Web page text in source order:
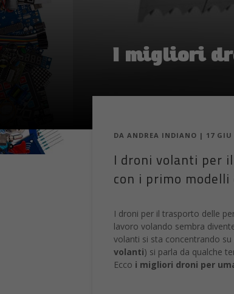
I migliori
DA ANDREA INDIANO | 17 GIU
I droni volanti per
con i primo
I droni per il trasporto delle
lavoro volando sembra
volanti si sta concentrando
volanti) si parla da qualche
Ecco i migliori droni per